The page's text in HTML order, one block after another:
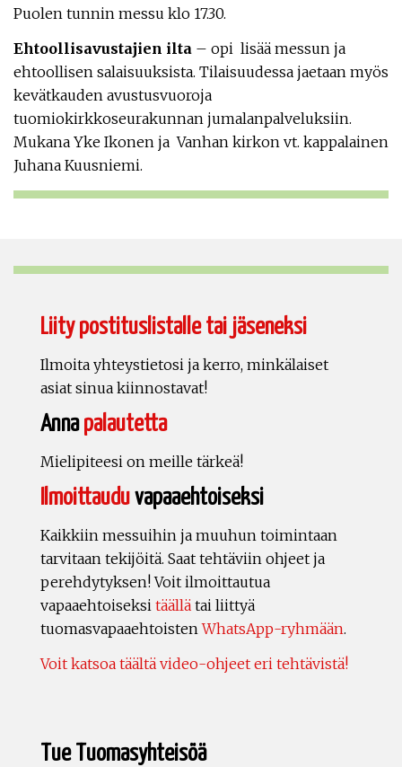
Puolen tunnin messu klo 17.30.
Ehtoollisavustajien ilta – opi lisää messun ja
ehtoollisen salaisuuksista. Tilaisuudessa jaetaan myös
kevätkauden avustusvuoroja
tuomiokirkkoseurakunnan jumalanpalveluksiin.
Mukana Yke Ikonen ja Vanhan kirkon vt. kappalainen
Juhana Kuusniemi.
Liity postituslistalle tai jäseneksi
Ilmoita yhteystietosi ja kerro, minkälaiset
asiat sinua kiinnostavat!
Annapalautetta
Mielipiteesi on meille tärkeä!
Ilmoittauduvapaaehtoiseksi
Kaikkiin messuihin ja muuhun toimintaan
tarvitaan tekijöitä. Saat tehtäviin ohjeet ja
perehdytyksen! Voit ilmoittautua
vapaaehtoiseksi täällä tai liittyä
tuomasvapaaehtoistenWhatsApp-ryhmään.
Voit katsoa täältä video-ohjeet eri tehtävistä!
Tue Tuomasyhteisöä